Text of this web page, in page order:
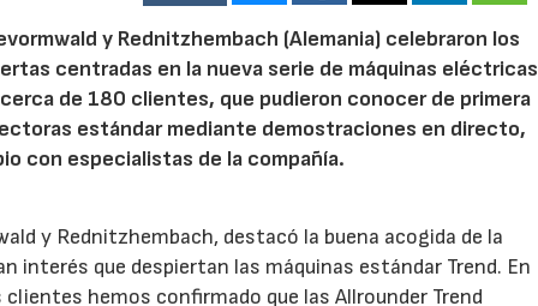
y Rednitzhembach (Alemania) celebraron los
centradas en la nueva serie de máquinas eléctricas
de 180 clientes, que pudieron conocer de primera
estándar mediante demostraciones en directo,
con especialistas de la compañía.
y Rednitzhembach, destacó la buena acogida de la
interés que despiertan las máquinas estándar Trend. En
hemos confirmado que las Allrounder Trend